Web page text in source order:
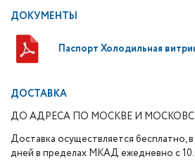
ДОКУМЕНТЫ
Паспорт Холодильная
ДОСТАВКА
ДО АДРЕСА ПО МОСКВЕ И
Доставка осуществляется бесплатно,
дней в пределах МКАД ежедневно с